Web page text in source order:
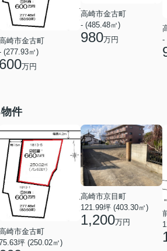
崎市金古町
(277.93㎡)
600万円
高崎市金古町
- (485.48㎡)
980万円
-
件
崎市金古町
坪 (250.02㎡)
高崎市京目町
121.99坪 (403.30㎡)
1,200万円